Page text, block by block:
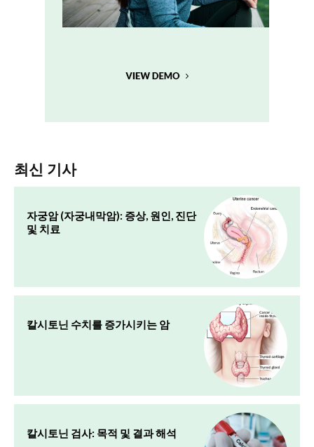
최신 기사
자궁암 (자궁내막암): 증상, 원인, 진단
및 치료
칼시토닌 수치를 증가시키는 암
칼시토닌 검사: 목적 및 결과 해석